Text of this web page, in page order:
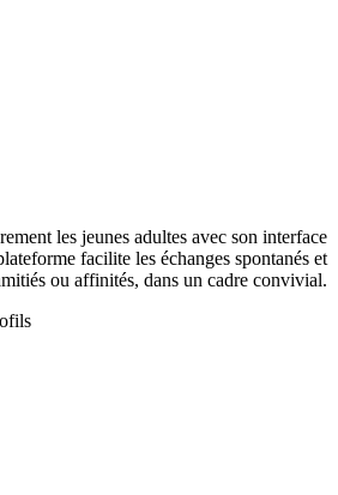
les jeunes adultes avec son interface
facilite les échanges spontanés et
ou affinités, dans un cadre convivial.